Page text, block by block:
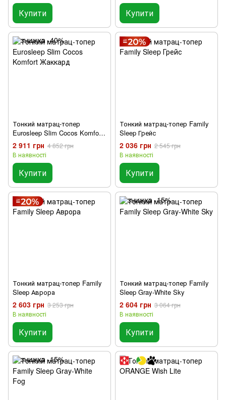
Купити Купити
Тонкий матрац-топер
Eurosleep Slim Cocos Komfort
Жаккард
2 911 грн 4 852 грн
В наявності
Купити
Тонкий матрац-топер Family
Sleep Грейс
2 036 грн 2 545 грн
В наявності
Купити
Тонкий матрац-топер Family
Sleep Аврора
2 603 грн 3 253 грн
В наявності
Купити
Тонкий матрац-топер Family
Sleep Gray-White Sky
2 604 грн 3 064 грн
В наявності
Купити